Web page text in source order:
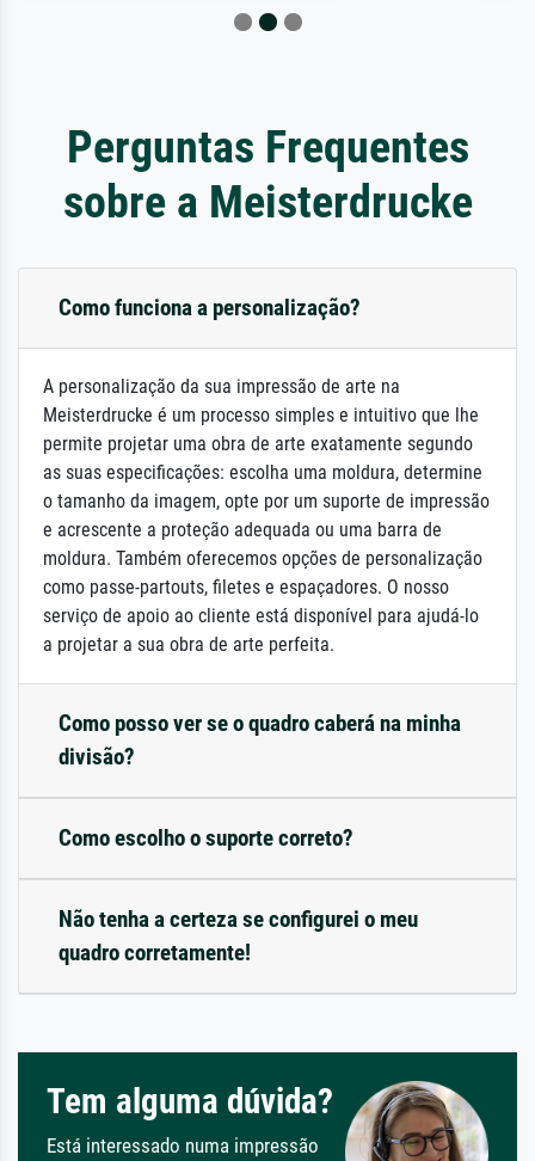
Perguntas Frequentes
sobre a Meisterdrucke
Como funciona a personalização?
A personalização da sua impressão de arte na
Meisterdrucke é um processo simples e intuitivo que lhe
permite projetar uma obra de arte exatamente segundo
as suas especificações: escolha uma moldura, determine
o tamanho da imagem, opte por um suporte de impressão
e acrescente a proteção adequada ou uma barra de
moldura. Também oferecemos opções de personalização
como passe-partouts, filetes e espaçadores. O nosso
serviço de apoio ao cliente está disponível para ajudá-lo
a projetar a sua obra de arte perfeita.
Como posso ver se o quadro caberá na minha
divisão?
Como escolho o suporte correto?
Não tenha a certeza se configurei o meu
quadro corretamente!
Tem alguma dúvida?
Está interessado numa impressão